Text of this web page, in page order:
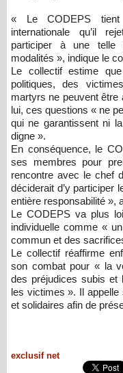
« Le CODEPS tient
internationale qu’il
participer à une telle
modalités », indique le
Le collectif estime
politiques, des
martyrs ne peuvent être
lui, ces questions « ne
qui ne garantissent ni
digne ».
En conséquence, le
ses membres pour
rencontre avec le chef
déciderait d’y participer
entière responsabilité »,
Le CODEPS va plus
individuelle comme «
commun et des
Le collectif réaffirme
son combat pour « la
des préjudices subis et
les victimes ». Il
et solidaires afin de
exclusif net